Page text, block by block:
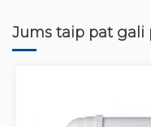
Jums taip pat gali